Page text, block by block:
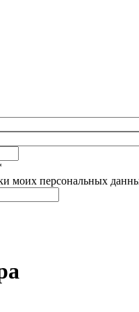
моих персональных